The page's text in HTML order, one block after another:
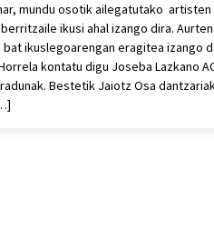
mundu osotik ailegatutako artisten
ikusi ahal izango dira.
ikuslegoarengan eragitea izango
kontatu digu Joseba Lazkano
Bestetik Jaiotz Osa